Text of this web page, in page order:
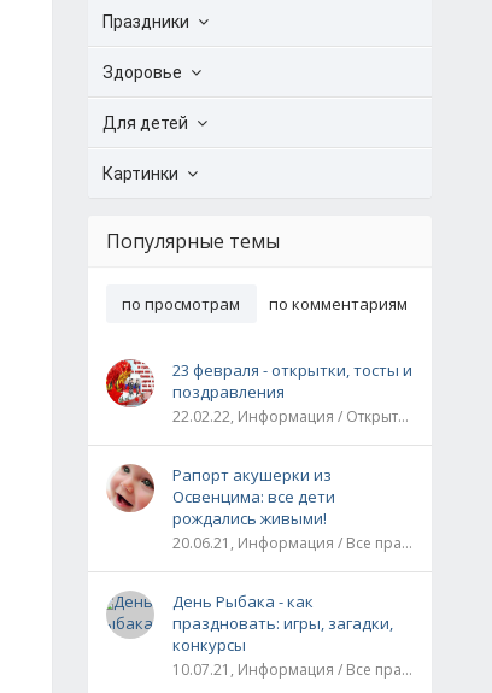
Праздники
Здоровье
Для детей
Картинки
Популярные темы
по просмотрам по комментариям
23 февраля - открытки, тосты и
поздравления
22.02.22, Информация / Открытки / Все праздники
Рапорт акушерки из
Освенцима: все дети
рождались живыми!
20.06.21, Информация / Все праздники / Рассказы и истории
День Рыбака - как
праздновать: игры, загадки,
конкурсы
10.07.21, Информация / Все праздники